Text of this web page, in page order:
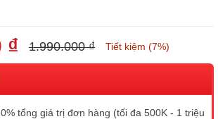
₫ 1.990.000 ₫ Tiết kiệm (7%)
tổng giá trị đơn hàng (tối đa 500K - 1 triệu